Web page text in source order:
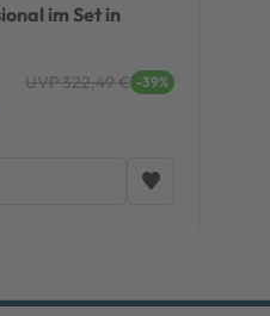
im Set in
UVP 322,49 € -39%